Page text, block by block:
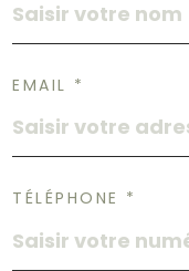
EMAIL *
TÉLÉPHONE *